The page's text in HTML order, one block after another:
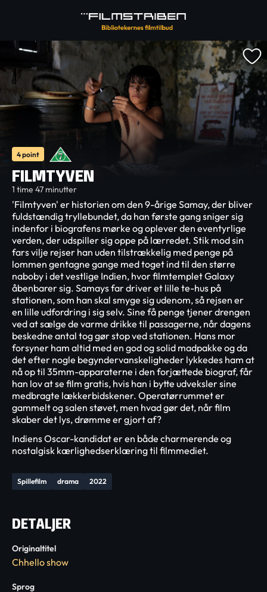
4 point
FILMTYVEN
1 time 47 minutter
Spillefilm drama 2022
'Filmtyven' er historien om den 9-årige Samay, der bliver
fuldstændig tryllebundet, da han første gang sniger sig
indenfor i biografens mørke og oplever den eventyrlige
verden, der udspiller sig oppe på lærredet. Stik mod sin
fars vilje rejser han uden tilstrækkelig med penge på
lommen gentagne gange med toget ind til den større
naboby i det vestlige Indien, hvor filmtemplet Galaxy
åbenbarer sig. Samays far driver et lille te-hus på
stationen, som han skal smyge sig udenom, så rejsen er
en lille udfordring i sig selv. Sine få penge tjener drengen
ved at sælge de varme drikke til passagerne, når dagens
beskedne antal tog gør stop ved stationen. Hans mor
forsyner ham altid med en god og solid madpakke og da
det efter nogle begyndervanskeligheder lykkedes ham at
nå op til 35mm-apparaterne i den forjættede biograf, får
han lov at se film gratis, hvis han i bytte udveksler sine
medbragte lækkerbidskener. Operatørrummet er
gammelt og salen støvet, men hvad gør det, når film
skaber det lys, drømme er gjort af?
Indiens Oscar-kandidat er en både charmerende og
nostalgisk kærlighedserklæring til filmmediet.
DETALJER
Originaltitel
Chhello show
Sprog